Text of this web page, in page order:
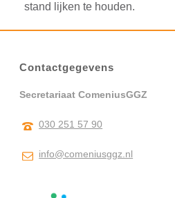
stand lijken te houden.
Contactgegevens
Secretariaat ComeniusGGZ
030 251 57 90
info@comeniusggz.nl